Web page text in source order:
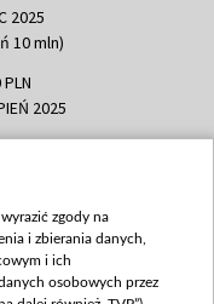
2025
10 mln)
2025
350
zgody na
i zbierania danych,
i ich
osobowych przez